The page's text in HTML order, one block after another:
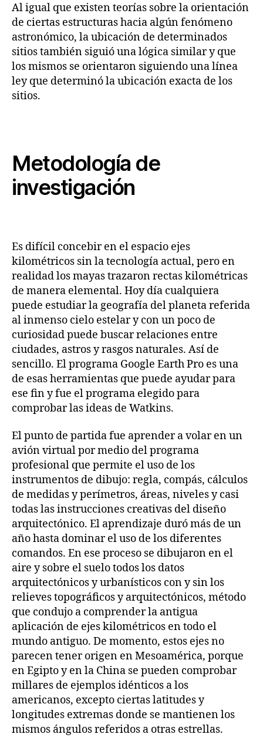
Al igual que existen teorías sobre la orientación
de ciertas estructuras hacia algún fenómeno
astronómico, la ubicación de determinados
sitios también siguió una lógica similar y que
los mismos se orientaron siguiendo una línea
ley que determinó la ubicación exacta de los
sitios.
Metodología de
investigación
Es difícil concebir en el espacio ejes
kilométricos sin la tecnología actual, pero en
realidad los mayas trazaron rectas kilométricas
de manera elemental. Hoy día cualquiera
puede estudiar la geografía del planeta referida
al inmenso cielo estelar y con un poco de
curiosidad puede buscar relaciones entre
ciudades, astros y rasgos naturales. Así de
sencillo. El programa Google Earth Pro es una
de esas herramientas que puede ayudar para
ese fin y fue el programa elegido para
comprobar las ideas de Watkins.
El punto de partida fue aprender a volar en un
avión virtual por medio del programa
profesional que permite el uso de los
instrumentos de dibujo: regla, compás, cálculos
de medidas y perímetros, áreas, niveles y casi
todas las instrucciones creativas del diseño
arquitectónico. El aprendizaje duró más de un
año hasta dominar el uso de los diferentes
comandos. En ese proceso se dibujaron en el
aire y sobre el suelo todos los datos
arquitectónicos y urbanísticos con y sin los
relieves topográficos y arquitectónicos, método
que condujo a comprender la antigua
aplicación de ejes kilométricos en todo el
mundo antiguo. De momento, estos ejes no
parecen tener origen en Mesoamérica, porque
en Egipto y en la China se pueden comprobar
millares de ejemplos idénticos a los
americanos, excepto ciertas latitudes y
longitudes extremas donde se mantienen los
mismos ángulos referidos a otras estrellas.